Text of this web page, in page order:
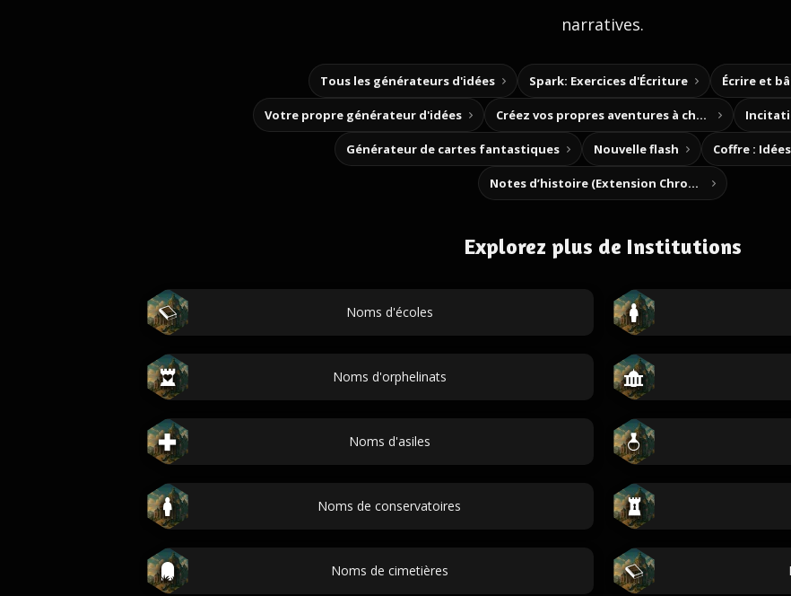
narratives.
Tous les générateurs d'idées Spark: Exercices d'Écriture Écrire et
Votre propre générateur d'idées Créez vos propres aventures à choix
Générateur de cartes fantastiques Nouvelle flash Coffre :
Notes d’histoire (Extension Chrome)
Explorez plus de Institutions
Noms d'écoles
Noms d'orphelinats
Noms d'asiles
Noms de conservatoires
Noms de cimetières